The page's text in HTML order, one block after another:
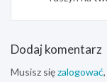
Dodaj komentarz
Musisz sięzalogować